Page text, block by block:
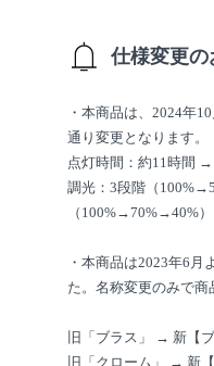
仕様変更の
・本商品は、2024年
通り変更となります。
点灯時間：約11時間
調光：3段階（
（100%→70%→40%）
・本商品は2023年6月
た。名称変更のみで商
旧「ブラス」 → 新【
旧「クローム」 → 新